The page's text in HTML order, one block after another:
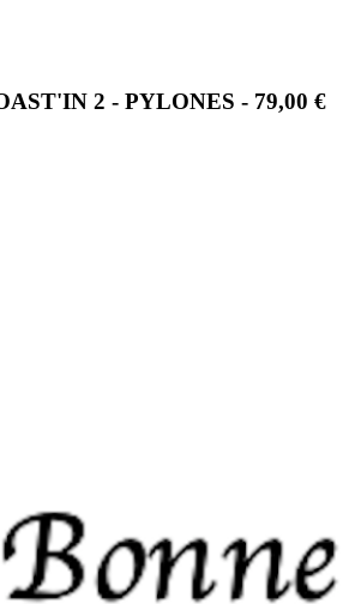
2 - PYLONES - 79,00 €